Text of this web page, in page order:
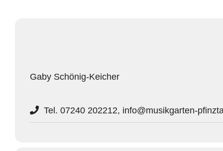
Gaby Schönig-Keicher
Tel. 07240 202212, info@musikgarten-